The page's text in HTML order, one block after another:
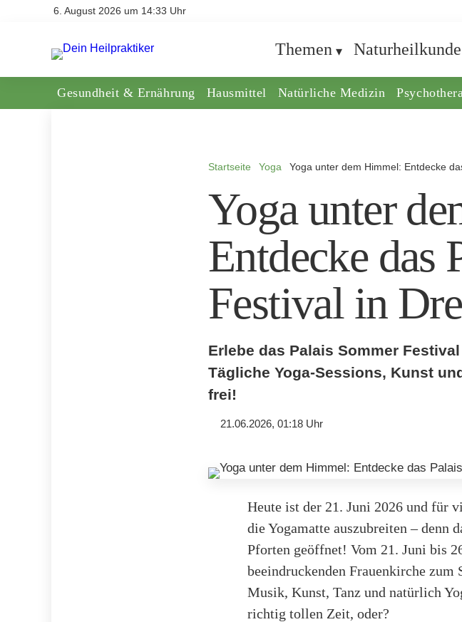
6. August 2026 um 14:33 Uhr
Themen
Gesundheit & Ernährung Hausmittel Natürliche Medizin
Startseite Yoga Yoga unter dem Himmel: Entdecke
Yoga unter
Entdecke das
Festival in
Erlebe das Palais Sommer
Tägliche Yoga-Sessions, Kunst
frei!
21.06.2026, 01:18 Uhr
Heute ist der 21. Juni 2026 und für
die Yogamatte auszubreiten – denn
Pforten geöffnet! Vom 21. Juni bis
beeindruckenden Frauenkirche zum
Musik, Kunst, Tanz und natürlich
richtig tollen Zeit, oder?